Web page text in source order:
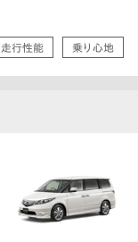
走行性能 乗り心地